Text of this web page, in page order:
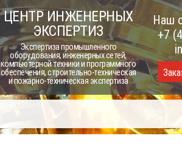
Skip
to
content
ЦЕНТР ИНЖЕНЕРНЫХ
ЭКСПЕРТИЗ
Экспертиза промышленного
оборудования, инженерных сетей,
компьютерной техники и программного
обеспечения, строительно-техническая
и пожарно-техническая экспертиза
Наш
+7